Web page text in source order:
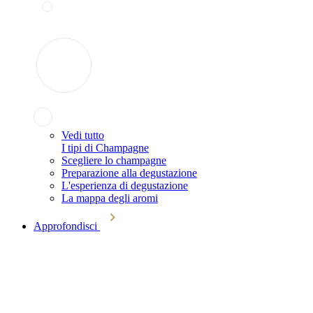
Vedi tutto
I tipi di Champagne
Scegliere lo champagne
Preparazione alla degustazione
L'esperienza di degustazione
La mappa degli aromi
Approfondisci